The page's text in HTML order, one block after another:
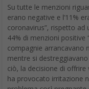
coronavirus”, rispetto ad
44% di menzioni positive
compagnie arrancavano
mentre si
ciò, la decisione di
ha provocato irritazione
problema così
delle peggiori compagnie